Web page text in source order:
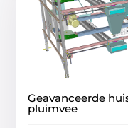
Geavanceerde
pluimvee